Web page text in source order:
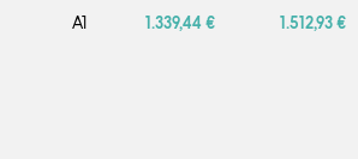
A1 1.339,44 € 1.512,93 €